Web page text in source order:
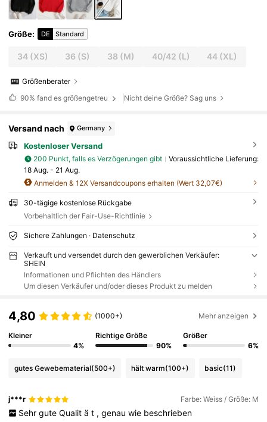
Größe: DE Standard
34(XS) 36 (S) 38 (M) 40/42 (L) 44 (XL)
Größenberater
90% fand es größengetreu Nicht deine Größe? Sag uns
Versand nach Germany
Kostenloser Versand
200 Punkt, falls es Verzögerungen gibt
Voraussichtliche Lieferung:
18 Aug. - 21 Aug.
Anmelden & 12X Versandcoupons erhalten (Wert 32,07€)
30-tägige kostenlose Rückgabe
Vorbehaltlich der Fair-Use-Richtlinie
Sichere Zahlungen · Datenschutz
Verkauft und versendet durch den gewerblichen Verkäufer:
SHEIN
Informationen und Pflichten des Händlers
Um diesen Verkäufer und/oder dieses Produkt zu melden
4,80 (1000+) Mehr anzeigen
Kleiner
4%
Richtige Größe
90%
Größer
6%
gutes Gewebematerial(500+) hält warm(100+) basic(11)
j***r Farbe: Weiss / Größe: M
Sehr gute Qualit ä t , genau wie beschrieben